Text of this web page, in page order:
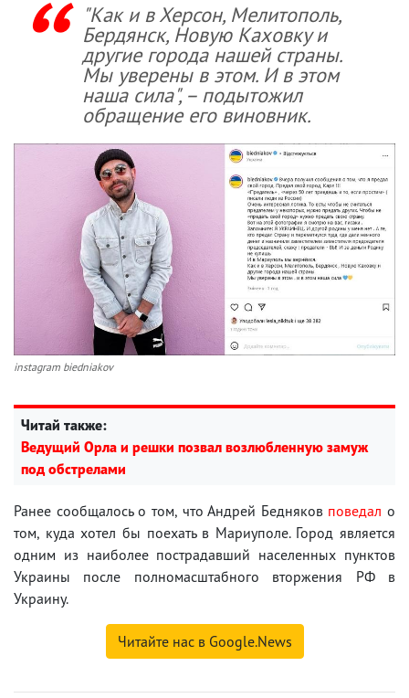
"Как и в Херсон, Мелитополь,
Бердянск, Новую Каховку и
другие города нашей страны.
Мы уверены в этом. И в этом
наша сила", – подытожил
обращение его виновник.
instagram biedniakov
Читай также:
Ведущий Орла и решки позвал возлюбленную замуж
под обстрелами
Ранее сообщалось о том, что Андрей Бедняков поведал о
том, куда хотел бы поехать в Мариуполе. Город является
одним из наиболее пострадавший населенных пунктов
Украины после полномасштабного вторжения РФ в
Украину.
Читайте нас в Google.News